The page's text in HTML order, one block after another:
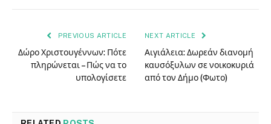
PREVIOUS ARTICLE
Δώρο Χριστουγέννων: Πότε
πληρώνεται – Πώς να το
υπολογίσετε
NEXT ARTICLE
Αιγιάλεια: Δωρεάν διανομή
καυσόξυλων σε νοικοκυριά
από τον Δήμο (Φωτο)